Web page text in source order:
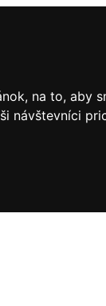
na to, aby
návštevníci